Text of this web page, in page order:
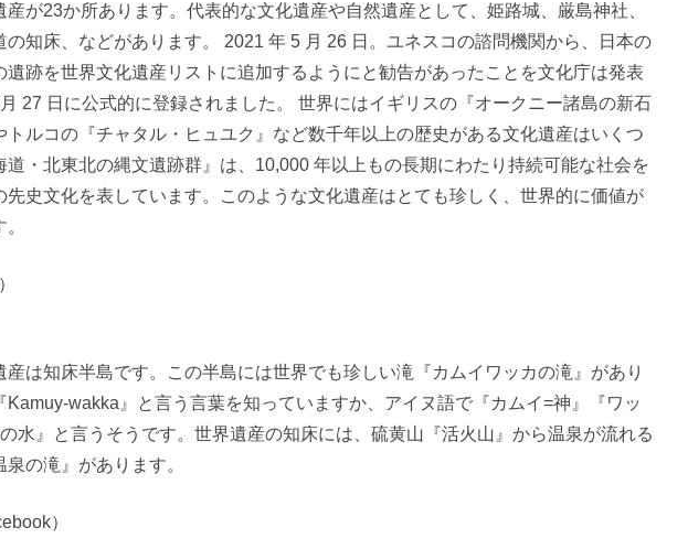
が23か所あります。代表的な文化遺産や自然遺産として、姫路城、厳島神社、
の知床、などがあります。 2021 年 5 月 26 日。ユネスコの諮問機関から、日本の
遺跡を世界文化遺産リストに追加するようにと勧告があったことを文化庁は発表
27 日に公式的に登録されました。 世界にはイギリスの『オークニー諸島の新石
トルコの『チャタル・ヒュユク』など数千年以上の歴史がある文化遺産はいくつ
道・北東北の縄文遺跡群』は、10,000 年以上もの長期にわたり持続可能な社会を
先史文化を表しています。このような文化遺産はとても珍しく、世界的に価値が
産は知床半島です。この半島には世界でも珍しい滝『カムイワッカの滝』があり
Kamuy-wakka』と言う言葉を知っていますか、アイヌ語で『カムイ=神』『ワッ
水』と言うそうです。世界遺産の知床には、硫黄山『活火山』から温泉が流れる
の滝』があります。
）